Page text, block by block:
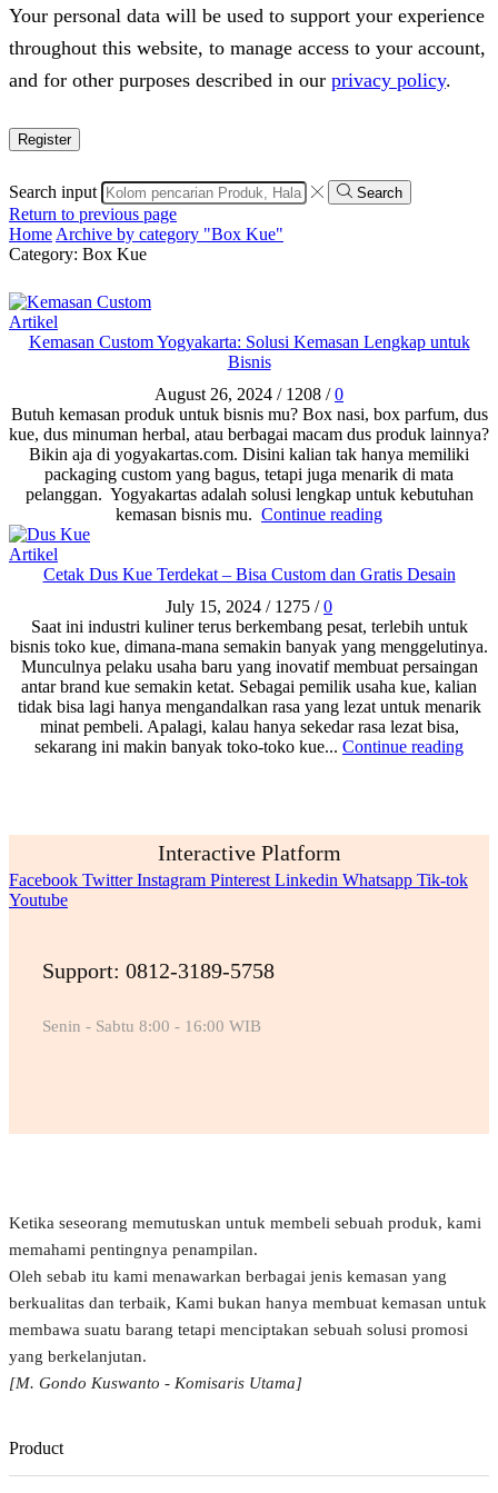
Your personal data will be used to support your experience
throughout this website, to manage access to your account,
and for other purposes described in our privacy policy.
Register
Search input Search
Return to previous page
Home Archive by category "Box Kue"
Category: Box Kue
Artikel
Kemasan Custom Yogyakarta: Solusi Kemasan Lengkap untuk
Bisnis
August 26, 2024 / 1208 / 0
Butuh kemasan produk untuk bisnis mu? Box nasi, box parfum, dus
kue, dus minuman herbal, atau berbagai macam dus produk lainnya?
Bikin aja di yogyakartas.com. Disini kalian tak hanya memiliki
packaging custom yang bagus, tetapi juga menarik di mata
pelanggan. Yogyakartas adalah solusi lengkap untuk kebutuhan
kemasan bisnis mu. Continue reading
Artikel
Cetak Dus Kue Terdekat – Bisa Custom dan Gratis Desain
July 15, 2024 / 1275 / 0
Saat ini industri kuliner terus berkembang pesat, terlebih untuk
bisnis toko kue, dimana-mana semakin banyak yang menggelutinya.
Munculnya pelaku usaha baru yang inovatif membuat persaingan
antar brand kue semakin ketat. Sebagai pemilik usaha kue, kalian
tidak bisa lagi hanya mengandalkan rasa yang lezat untuk menarik
minat pembeli. Apalagi, kalau hanya sekedar rasa lezat bisa,
sekarang ini makin banyak toko-toko kue... Continue reading
Interactive Platform
Facebook Twitter Instagram Pinterest Linkedin Whatsapp Tik-tok
Youtube
Support: 0812-3189-5758
Senin - Sabtu 8:00 - 16:00 WIB
Ketika seseorang memutuskan untuk membeli sebuah produk, kami
memahami pentingnya penampilan.
Oleh sebab itu kami menawarkan berbagai jenis kemasan yang
berkualitas dan terbaik, Kami bukan hanya membuat kemasan untuk
membawa suatu barang tetapi menciptakan sebuah solusi promosi
yang berkelanjutan.
[M. Gondo Kuswanto - Komisaris Utama]
Product